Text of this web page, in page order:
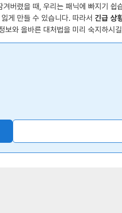
버렸을 때, 우리는 패닉에 빠지기 쉽
게 만들 수 있습니다. 따라서 긴급 상
와 올바른 대처법을 미리 숙지하시